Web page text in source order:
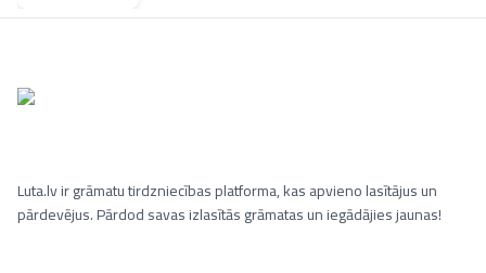
Luta.lv ir grāmatu tirdzniecības platforma, kas apvieno lasītājus un
pārdevējus. Pārdod savas izlasītās grāmatas un iegādājies jaunas!